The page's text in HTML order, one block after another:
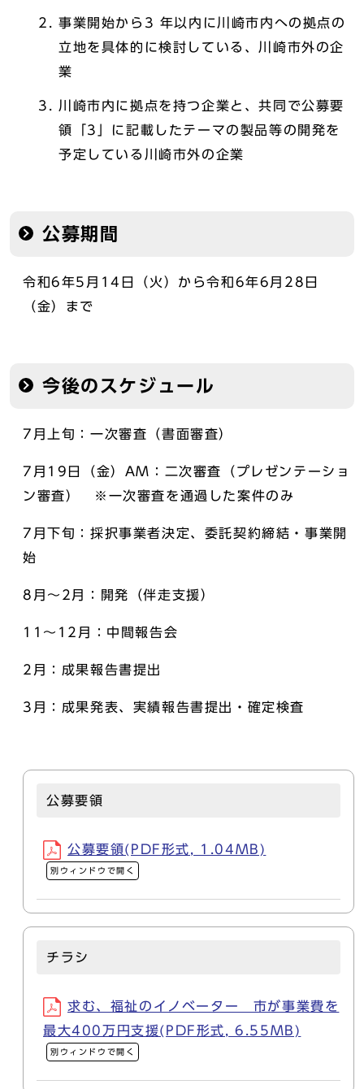
事業開始から3 年以内に川崎市内への拠点の
立地を具体的に検討している、川崎市外の企
業
川崎市内に拠点を持つ企業と、共同で公募要
領「3」に記載したテーマの製品等の開発を
予定している川崎市外の企業
公募期間
令和6年5月14日（火）から令和6年6月28日
（金）まで
今後のスケジュール
7月上旬：一次審査（書面審査）
7月19日（金）AM：二次審査（プレゼンテーショ
ン審査） ※一次審査を通過した案件のみ
7月下旬：採択事業者決定、委託契約締結・事業開
始
8月～2月：開発（伴走支援）
11～12月：中間報告会
2月：成果報告書提出
3月：成果発表、実績報告書提出・確定検査
公募要領
公募要領(PDF形式, 1.04MB)
別ウィンドウで開く
チラシ
求む、福祉のイノベーター 市が事業費を
最大400万円支援(PDF形式, 6.55MB)
別ウィンドウで開く